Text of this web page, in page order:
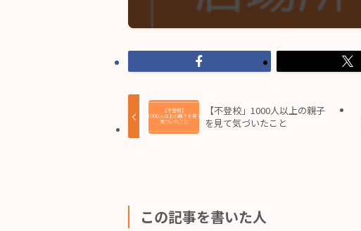
【不登校」1000人以上の親子
を見て気づいたこと
この記事を書いた人